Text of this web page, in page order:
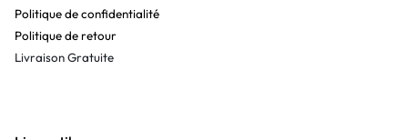
Politique de confidentialité
Politique de retour
Livraison Gratuite